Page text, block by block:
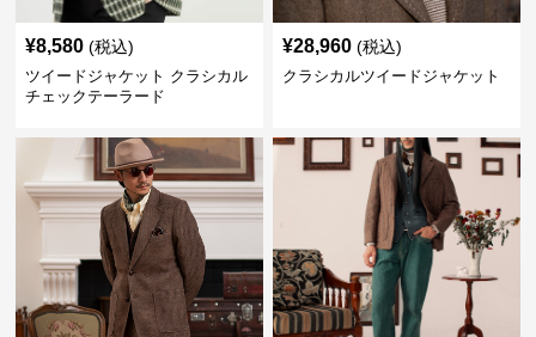
¥8,580 (税込)
ツイードジャケット クラシカル
チェックテーラード
¥28,960 (税込)
クラシカルツイードジャケット